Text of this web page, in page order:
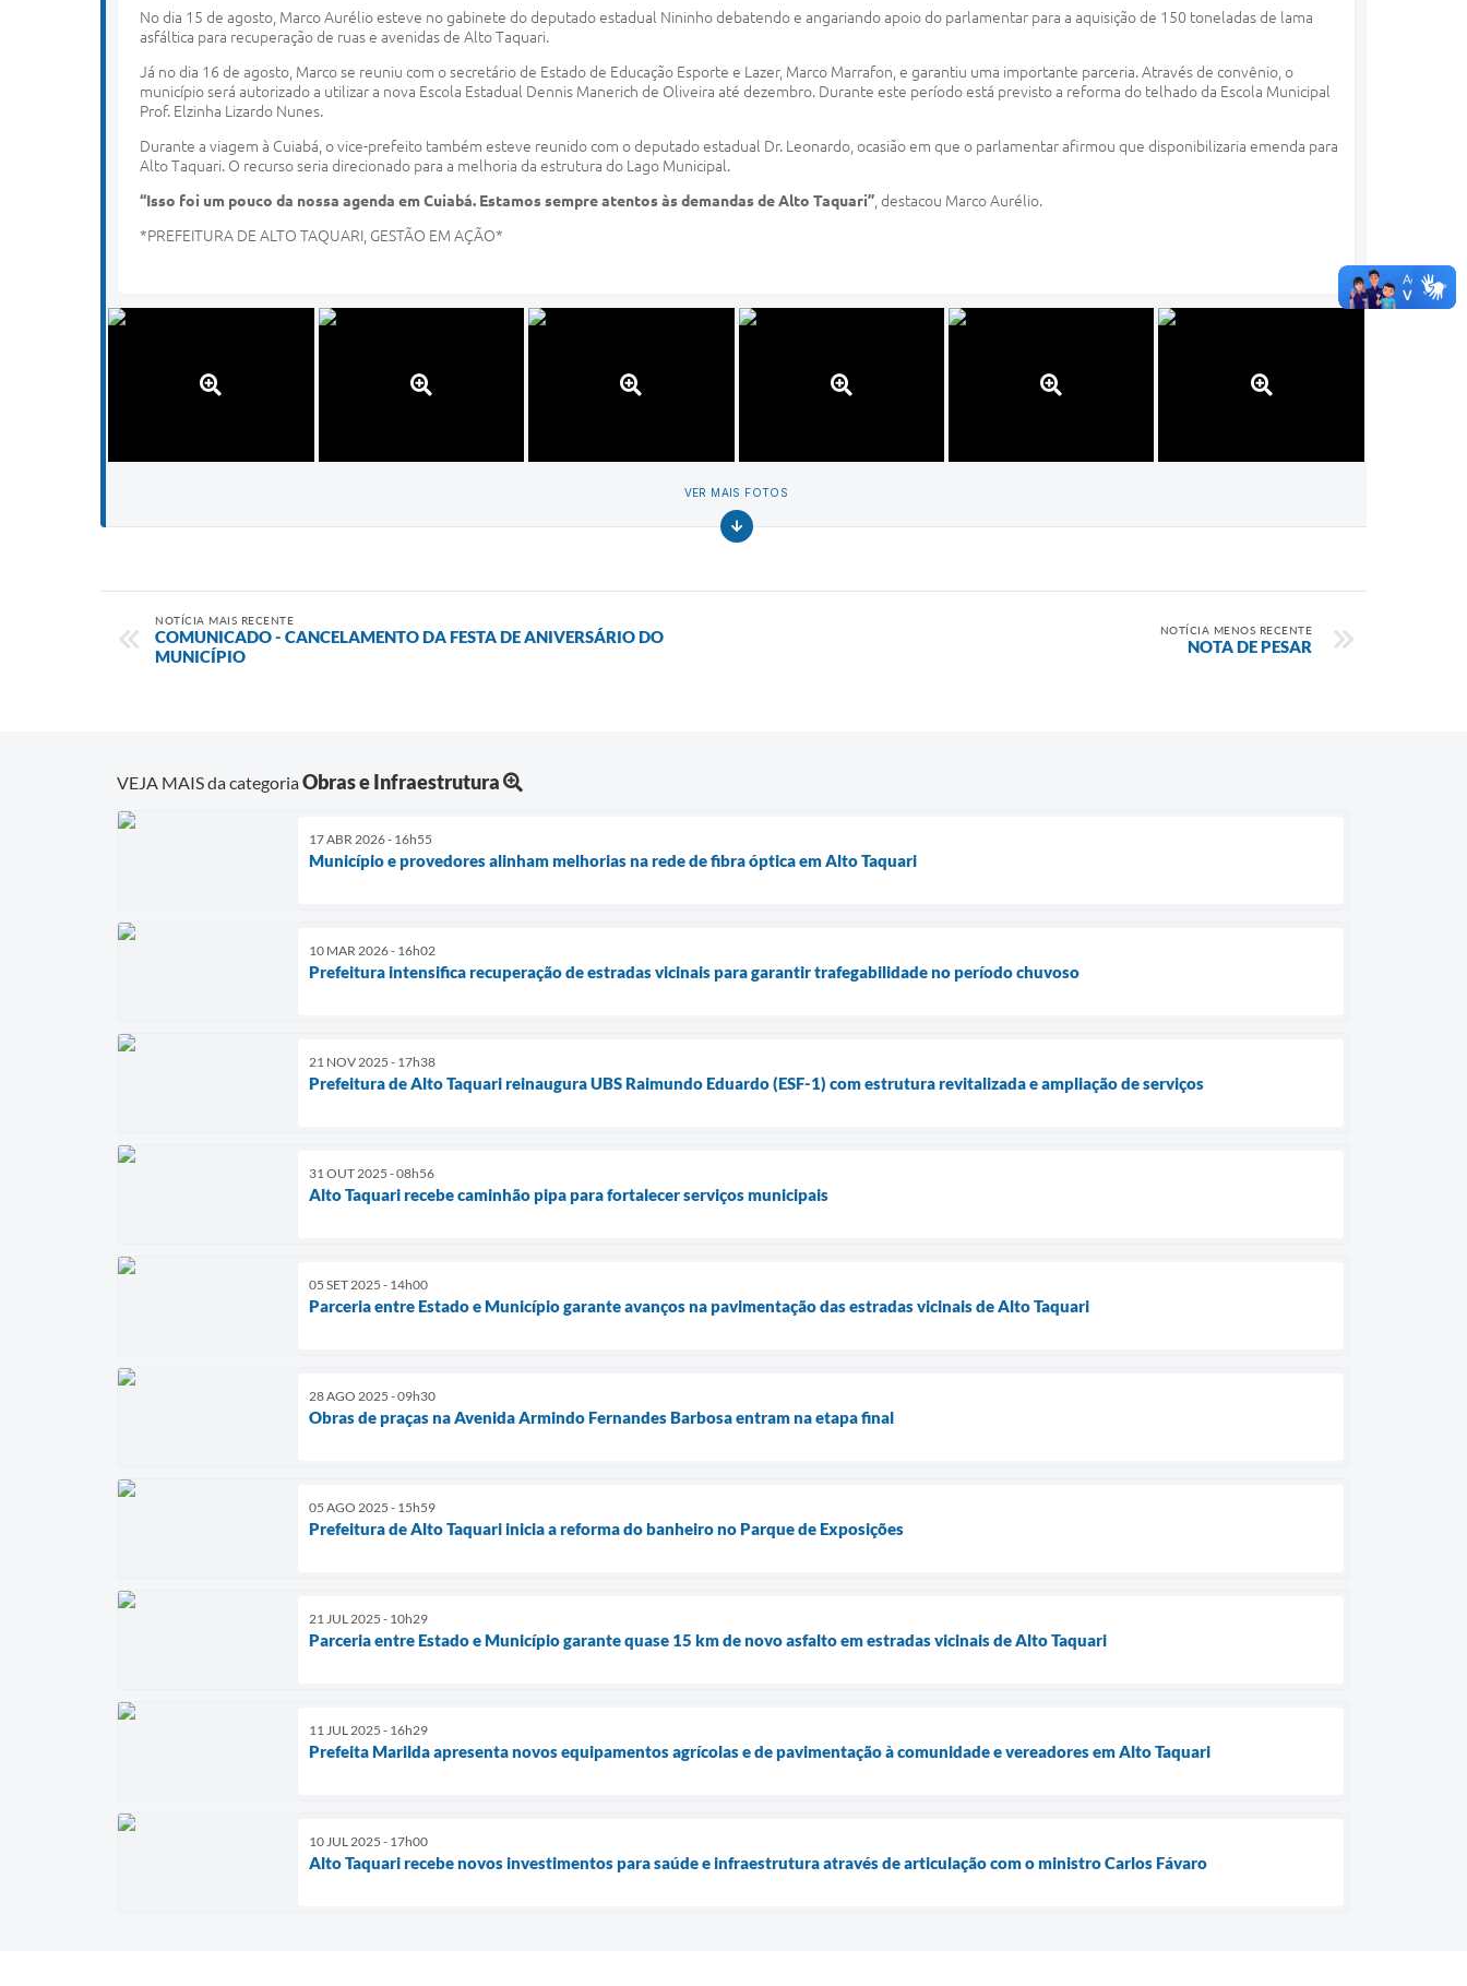
No dia 15 de agosto, Marco Aurélio esteve no gabinete do deputado estadual Nininho debatendo e angariando apoio do parlamentar para a aquisição de 150 toneladas de lama
asfáltica para recuperação de ruas e avenidas de Alto Taquari.
Já no dia 16 de agosto, Marco se reuniu com o secretário de Estado de Educação Esporte e Lazer, Marco Marrafon, e garantiu uma importante parceria. Através de convênio, o
município será autorizado a utilizar a nova Escola Estadual Dennis Manerich de Oliveira até dezembro. Durante este período está previsto a reforma do telhado da Escola Municipal
Prof. Elzinha Lizardo Nunes.
Durante a viagem à Cuiabá, o vice-prefeito também esteve reunido com o deputado estadual Dr. Leonardo, ocasião em que o parlamentar afirmou que disponibilizaria emenda para
Alto Taquari. O recurso seria direcionado para a melhoria da estrutura do Lago Municipal.
“Isso foi um pouco da nossa agenda em Cuiabá. Estamos sempre atentos às demandas de Alto Taquari” , destacou Marco Aurélio.
*PREFEITURA DE ALTO TAQUARI, GESTÃO EM AÇÃO*
VER MAIS FOTOS
NOTÍCIA MAIS RECENTE
COMUNICADO - CANCELAMENTO DA FESTA DE ANIVERSÁRIO DO
MUNICÍPIO
NOTÍCIA MENOS RECENTE
NOTA DE PESAR
VEJA MAIS da categoriaObras e Infraestrutura
17 ABR 2026 - 16h55
Município e provedores alinham melhorias na rede de fibra óptica em Alto Taquari
10 MAR 2026 - 16h02
Prefeitura intensifica recuperação de estradas vicinais para garantir trafegabilidade no período chuvoso
21 NOV 2025 - 17h38
Prefeitura de Alto Taquari reinaugura UBS Raimundo Eduardo (ESF-1) com estrutura revitalizada e ampliação de serviços
31 OUT 2025 - 08h56
Alto Taquari recebe caminhão pipa para fortalecer serviços municipais
05 SET 2025 - 14h00
Parceria entre Estado e Município garante avanços na pavimentação das estradas vicinais de Alto Taquari
28 AGO 2025 - 09h30
Obras de praças na Avenida Armindo Fernandes Barbosa entram na etapa final
05 AGO 2025 - 15h59
Prefeitura de Alto Taquari inicia a reforma do banheiro no Parque de Exposições
21 JUL 2025 - 10h29
Parceria entre Estado e Município garante quase 15 km de novo asfalto em estradas vicinais de Alto Taquari
11 JUL 2025 - 16h29
Prefeita Marilda apresenta novos equipamentos agrícolas e de pavimentação à comunidade e vereadores em Alto Taquari
10 JUL 2025 - 17h00
Alto Taquari recebe novos investimentos para saúde e infraestrutura através de articulação com o ministro Carlos Fávaro